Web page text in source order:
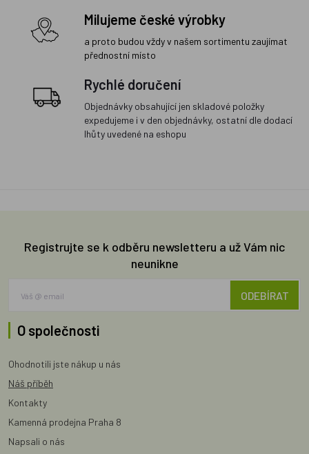
Milujeme české výrobky
a proto budou vždy v našem sortimentu zaujímat
přednostní místo
Rychlé doručení
Objednávky obsahující jen skladové položky
expedujeme i v den objednávky, ostatní dle dodací
lhůty uvedené na eshopu
Registrujte se k odběru newsletteru a už Vám nic
neunikne
ODEBÍRAT
O společnosti
Ohodnotili jste nákup u nás
Náš příběh
Kontakty
Kamenná prodejna Praha 8
Napsali o nás